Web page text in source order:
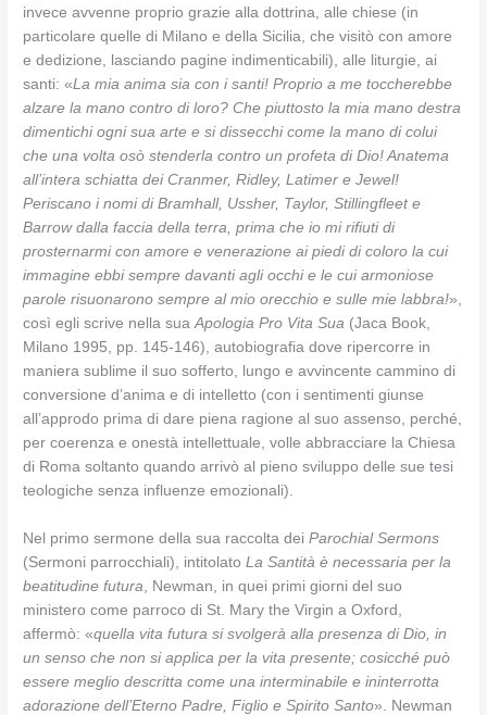
invece avvenne proprio grazie alla dottrina, alle chiese (in
particolare quelle di Milano e della Sicilia, che visitò con amore
e dedizione, lasciando pagine indimenticabili), alle liturgie, ai
santi: «La mia anima sia con i santi! Proprio a me toccherebbe
alzare la mano contro di loro? Che piuttosto la mia mano destra
dimentichi ogni sua arte e si dissecchi come la mano di colui
che una volta osò stenderla contro un profeta di Dio! Anatema
all’intera schiatta dei Cranmer, Ridley, Latimer e Jewel!
Periscano i nomi di Bramhall, Ussher, Taylor, Stillingfleet e
Barrow dalla faccia della terra, prima che io mi rifiuti di
prosternarmi con amore e venerazione ai piedi di coloro la cui
immagine ebbi sempre davanti agli occhi e le cui armoniose
parole risuonarono sempre al mio orecchio e sulle mie labbra!»,
così egli scrive nella suaApologia Pro Vita Sua (Jaca Book,
Milano 1995, pp. 145-146), autobiografia dove ripercorre in
maniera sublime il suo sofferto, lungo e avvincente cammino di
conversione d’anima e di intelletto (con i sentimenti giunse
all’approdo prima di dare piena ragione al suo assenso, perché,
per coerenza e onestà intellettuale, volle abbracciare la Chiesa
di Roma soltanto quando arrivò al pieno sviluppo delle sue tesi
teologiche senza influenze emozionali).
Nel primo sermone della sua raccolta deiParochial Sermons
(Sermoni parrocchiali), intitolatoLa Santità è necessaria per la
beatitudine futura , Newman, in quei primi giorni del suo
ministero come parroco di St. Mary the Virgin a Oxford,
affermò: «quella vita futura si svolgerà alla presenza di Dio, in
un senso che non si applica per la vita presente; cosicché può
essere meglio descritta come una interminabile e ininterrotta
adorazione dell’Eterno Padre, Figlio e Spirito Santo». Newman